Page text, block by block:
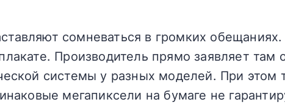
сомневаться в громких
Производитель прямо заявляет
системы у разных моделей. При этом
мегапиксели на бумаге не